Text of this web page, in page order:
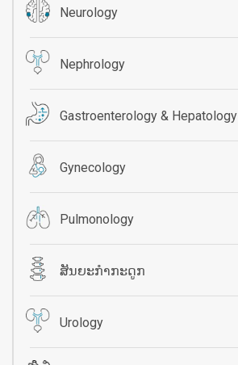
Neurology
Nephrology
Gastroenterology & Hepatology
Gynecology
Pulmonology
ສັນຍະກໍາກະດູກ
Urology